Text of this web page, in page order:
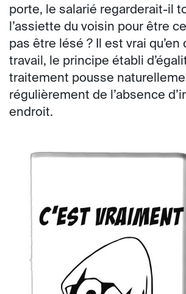
porte, le salarié regarderait-il
l’assiette du voisin pour être
pas être lésé ? Il est vrai qu’en
travail, le principe établi
traitement pousse
régulièrement de l’absence
endroit.